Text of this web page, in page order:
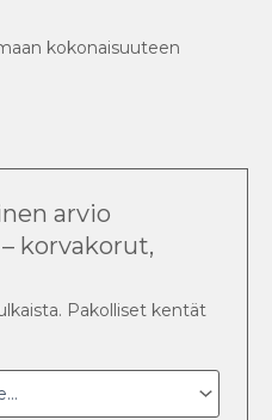
kokonaisuuteen
arvio
korvakorut,
Pakolliset kentät